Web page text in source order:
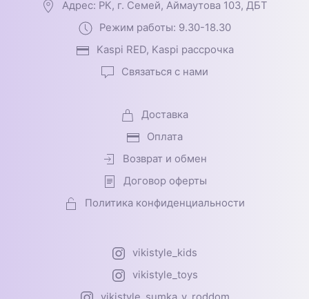
Адрес: РК, г. Семей, Аймаутова 103, ДБТ
Режим работы: 9.30-18.30
Kaspi RED, Kaspi рассрочка
Связаться с нами
Доставка
Оплата
Возврат и обмен
Договор оферты
Политика конфиденциальности
vikistyle_kids
vikistyle_toys